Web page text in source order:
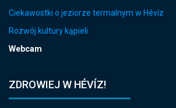
Ciekawostki o jeziorze termalnym w Hévíz
Rozwój kultury kąpieli
Webcam
ZDROWIEJ W HÉVÍZ!